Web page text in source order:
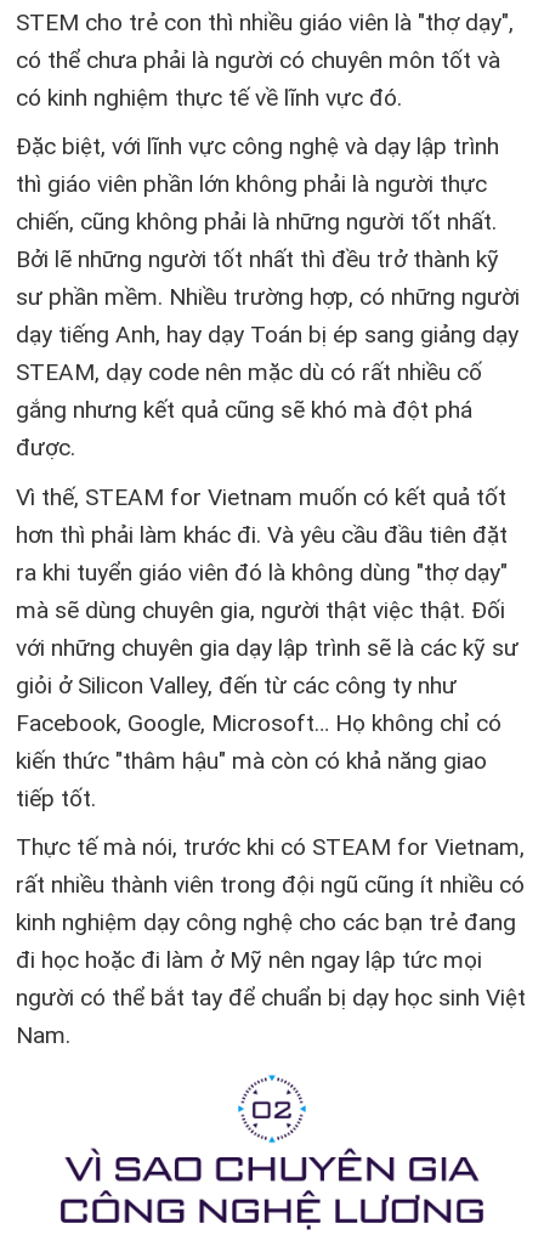
STEM cho trẻ con thì nhiều giáo viên là "thợ dạy",
có thể chưa phải là người có chuyên môn tốt và
có kinh nghiệm thực tế về lĩnh vực đó.
Đặc biệt, với lĩnh vực công nghệ và dạy lập trình
thì giáo viên phần lớn không phải là người thực
chiến, cũng không phải là những người tốt nhất.
Bởi lẽ những người tốt nhất thì đều trở thành kỹ
sư phần mềm. Nhiều trường hợp, có những người
dạy tiếng Anh, hay dạy Toán bị ép sang giảng dạy
STEAM, dạy code nên mặc dù có rất nhiều cố
gắng nhưng kết quả cũng sẽ khó mà đột phá
được.
Vì thế, STEAM for Vietnam muốn có kết quả tốt
hơn thì phải làm khác đi. Và yêu cầu đầu tiên đặt
ra khi tuyển giáo viên đó là không dùng "thợ dạy"
mà sẽ dùng chuyên gia, người thật việc thật. Đối
với những chuyên gia dạy lập trình sẽ là các kỹ sư
giỏi ở Silicon Valley, đến từ các công ty như
Facebook, Google, Microsoft… Họ không chỉ có
kiến thức "thâm hậu" mà còn có khả năng giao
tiếp tốt.
Thực tế mà nói, trước khi có STEAM for Vietnam,
rất nhiều thành viên trong đội ngũ cũng ít nhiều có
kinh nghiệm dạy công nghệ cho các bạn trẻ đang
đi học hoặc đi làm ở Mỹ nên ngay lập tức mọi
người có thể bắt tay để chuẩn bị dạy học sinh Việt
Nam.